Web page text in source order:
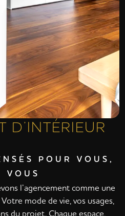
D’INTÉRIEUR
POUR VOUS,
VOUS
l’agencement comme une
mode de vie, vos usages,
du projet. Chaque espace,